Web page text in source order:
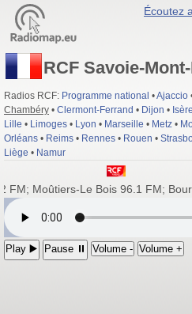
Écoutez
RCF Savoie-
Radios RCF: Programme national •Ajaccio
Chambéry • Clermont-Ferrand • Dijon • Isère
Lille • Limoges • Lyon • Marseille • Metz •
Orléans • Reims • Rennes • Rouen •
Liège • Namur
Moûtiers-Le Bois 96.1 FM;
Play ▶️ Pause ⏸ Volume - Volume +